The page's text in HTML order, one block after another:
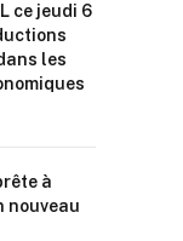
ce jeudi 6
les
à
nouveau